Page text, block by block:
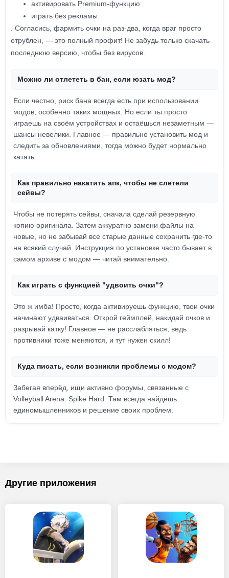
активировать Premium-функцию
играть без рекламы
. Согласись, фармить очки на раз-два, когда враг просто
отрублен, — это полный профит! Не забудь только скачать
последнюю версию, чтобы без вирусов.
Можно ли отлететь в бан, если юзать мод?
Если честно, риск бана всегда есть при использовании
модов, особенно таких мощных. Но если ты просто
играешь на своём устройствах и остаёшься незаметным —
шансы невелики. Главное — правильно установить мод и
следить за обновлениями, тогда можно будет нормально
катать.
Как правильно накатить апк, чтобы не слетели
сейвы?
Чтобы не потерять сейвы, сначала сделай резервную
копию оригинала. Затем аккуратно замени файлы на
новые, но не забывай все старые данные сохранить где-то
на всякий случай. Инструкция по установке часто бывает в
самом архиве с модом — читай внимательно.
Как играть с функцией "удвоить очки"?
Это ж имба! Просто, когда активируешь функцию, твои очки
начинают удваиваться. Открой геймплей, накидай очков и
разрывай катку! Главное — не расслабляться, ведь
противники тоже меняются, и тут нужен скилл!
Куда писать, если возникли проблемы с модом?
Забегая вперёд, ищи активно форумы, связанные с
Volleyball Arena: Spike Hard. Там всегда найдёшь
единомышленников и решение своих проблем.
Другие приложения